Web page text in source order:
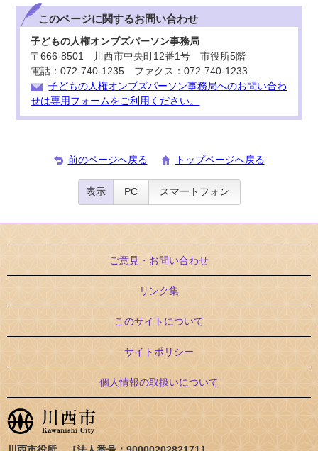
このページに関するお問い合わせ
子どもの人権オンブズパーソン事務局
〒666-8501 川西市中央町12番1号 市役所5階
電話：072-740-1235 ファクス：072-740-1233
子どもの人権オンブズパーソン事務局へのお問い合わ
せは専用フォームをご利用ください。
前のページへ戻る トップページへ戻る
表示 PC スマートフォン
ご意見・お問い合わせ
リンク集
このサイトについて
サイトポリシー
個人情報の取扱いについて